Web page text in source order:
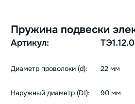
Пружина подвески
Артикул:
Диаметр проволоки (d): 22 мм
Наружный диаметр (D1): 90 мм